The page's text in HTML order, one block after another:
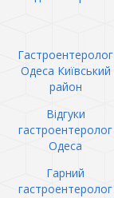
Гастроентеролог
Одеса Київський
район
Відгуки
гастроентеролог
Одеса
Гарний
гастроентеролог